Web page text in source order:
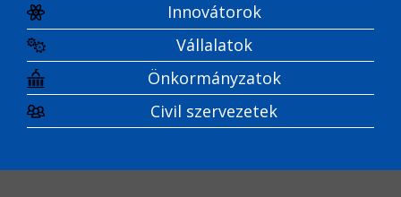
Innovátorok
Vállalatok
Önkormányzatok
Civil szervezetek